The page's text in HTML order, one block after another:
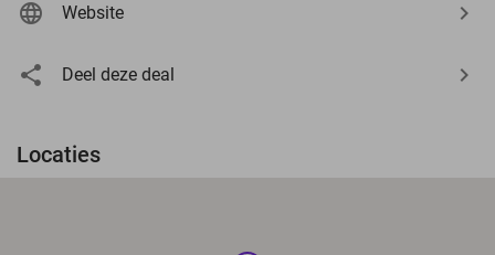
Website
Deel deze deal
Locaties